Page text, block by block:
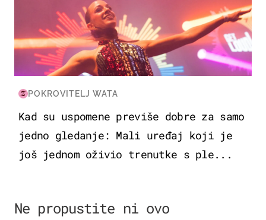
POKROVITELJ WATA
Kad su uspomene previše dobre za samo
jedno gledanje: Mali uređaj koji je
još jednom oživio trenutke s ple...
Ne propustite ni ovo